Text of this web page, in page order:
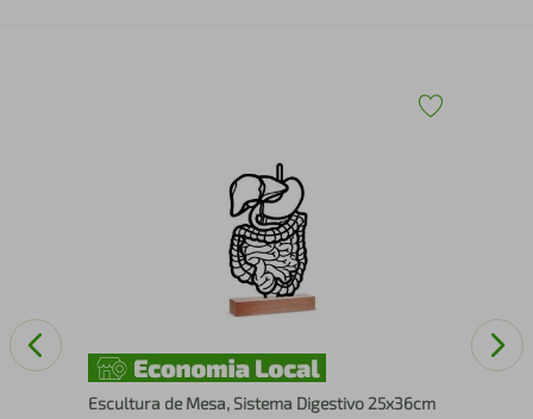
Escultura de Mesa, Sistema Digestivo 25x36cm